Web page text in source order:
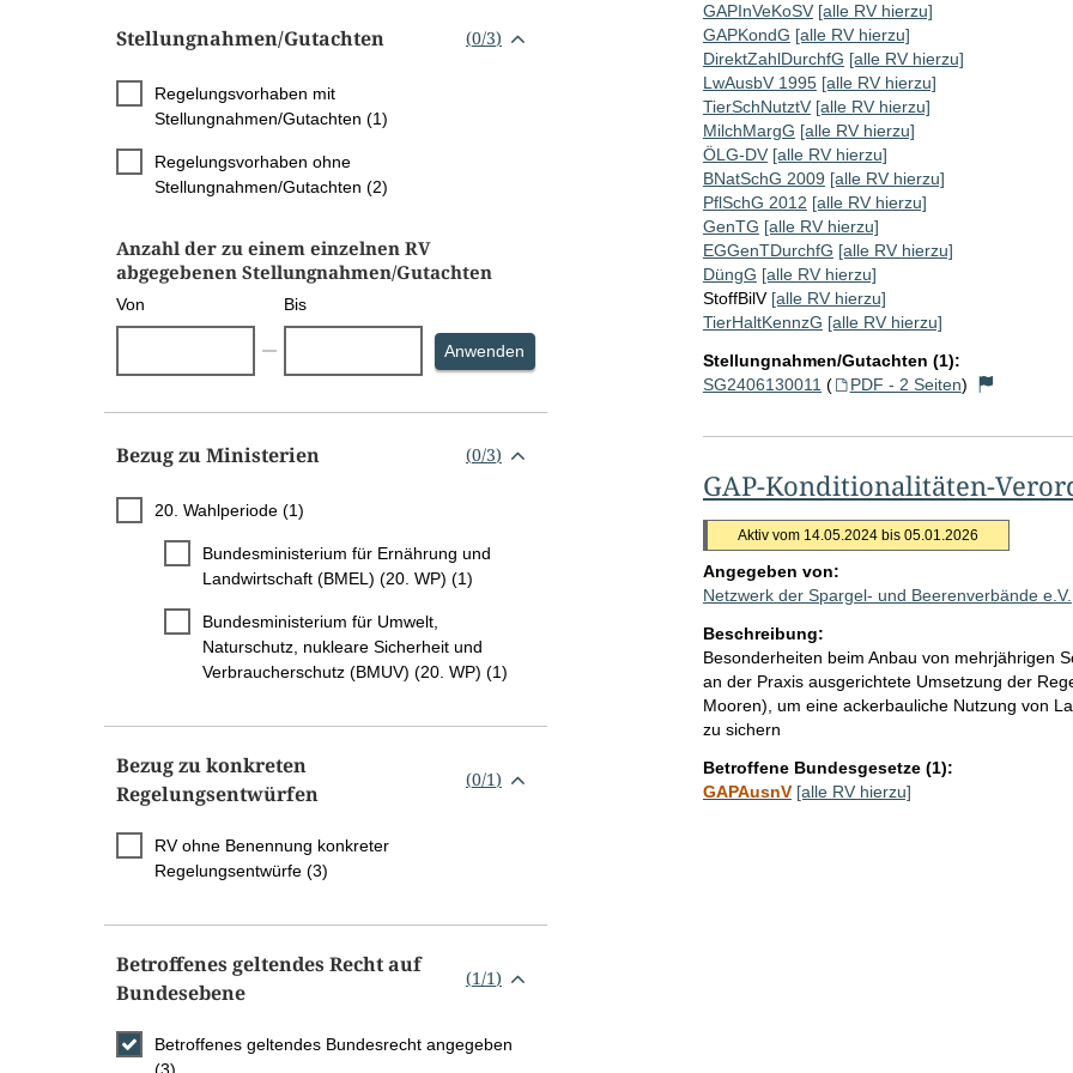
Stellungnahmen/​Gutachten (0/3)
Regelungsvorhaben mit
Stellungnahmen/Gutachten (1)
Regelungsvorhaben ohne
Stellungnahmen/Gutachten (2)
Anzahl der zu einem einzelnen RV
abgegebenen Stellungnahmen/Gutachten
Von Bis
Anwenden
Bezug zu Ministerien (0/3)
20. Wahlperiode (1)
Bundesministerium für Ernährung und
Landwirtschaft (BMEL) (20. WP) (1)
Bundesministerium für Umwelt,
Naturschutz, nukleare Sicherheit und
Verbraucherschutz (BMUV) (20. WP) (1)
Bezug zu konkreten
Regelungsentwürfen
(0/1)
RV ohne Benennung konkreter
Regelungsentwürfe (3)
Betroffenes geltendes Recht auf
Bundesebene
(1/1)
Betroffenes geltendes Bundesrecht angegeben
GAPInVeKoSV [alle RV hierzu]
GAPKondG [alle RV hierzu]
DirektZahlDurchfG [alle RV hierzu]
LwAusbV 1995 [alle RV hierzu]
TierSchNutztV [alle RV hierzu]
MilchMargG [alle RV hierzu]
ÖLG-DV [alle RV hierzu]
BNatSchG 2009 [alle RV hierzu]
PflSchG 2012 [alle RV hierzu]
GenTG [alle RV hierzu]
EGGenTDurchfG [alle RV hierzu]
DüngG [alle RV hierzu]
StoffBilV [alle RV hierzu]
TierHaltKennzG [alle RV hierzu]
Stellungnahmen/Gutachten (1):
SG2406130011 ( PDF - 2 Seiten)
GAP-Konditionalitäten-
Aktiv vom 14.05.2024 bis 05.01.2026
Angegeben von:
Netzwerk der Spargel- und Beerenverbände e.V.
Beschreibung:
Besonderheiten beim Anbau von mehrjährigen
an der Praxis ausgerichtete Umsetzung der
Mooren), um eine ackerbauliche Nutzung von
zu sichern
Betroffene Bundesgesetze (1):
GAPAusnV [alle RV hierzu]